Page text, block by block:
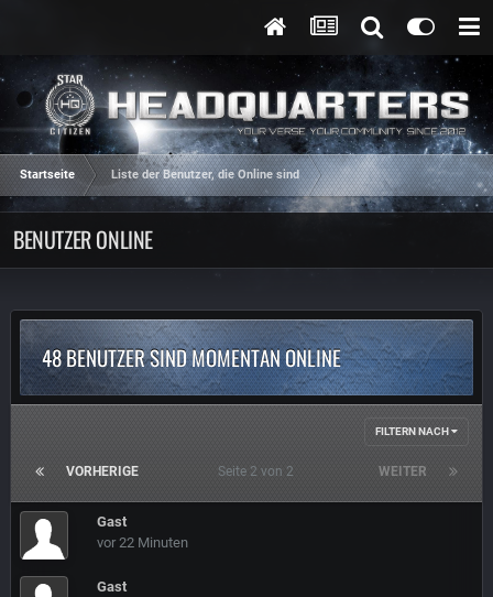
Startseite Liste der Benutzer, die Online sind
BENUTZER ONLINE
48 BENUTZER SIND MOMENTAN ONLINE
FILTERN NACH
VORHERIGE WEITER
Seite 2 von 2
Gast
vor 22 Minuten
Gast